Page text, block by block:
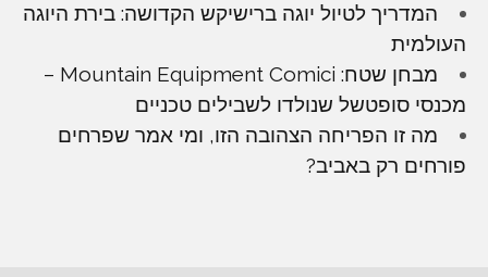
המדריך לטיול יוגה ברישיקש הקדושה: בירת היוגה
העולמית
מבחן שטח: Mountain Equipment Comici –
מכנסי סופטשל שנולדו לשבילים טכניים
מה זו הפריחה הצהובה הזו, ומי אמר שפרחים
פורחים רק באביב?